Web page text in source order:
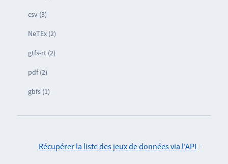
csv (3)
NeTEx (2)
gtfs-rt (2)
pdf (2)
gbfs (1)
Récupérer la liste des jeux de données via l'API -